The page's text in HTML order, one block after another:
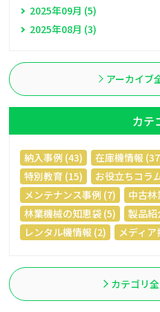
2025年09月 (5)
2025年08月 (3)
アーカイブ
カテ
納入事例 (43) 在庫機情報
特別教育 (15)
お役立ちコラ
メンテナンス事例 (7)
中古
林業機械の知恵袋 (5)
製品紹
レンタル機情報 (2)
メディ
カテゴリ